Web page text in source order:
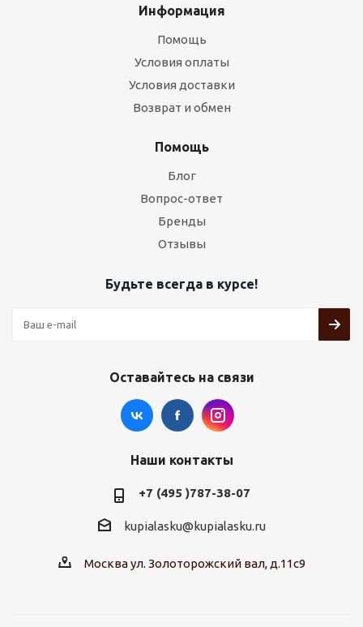
Информация
Помощь
Условия оплаты
Условия доставки
Возврат и обмен
Помощь
Блог
Вопрос-ответ
Бренды
Отзывы
Будьте всегда в курсе!
Оставайтесь на связи
Наши контакты
+7 (495 )787-38-07
kupialasku@kupialasku.ru
Москва ул. Золоторожский вал, д.11с9